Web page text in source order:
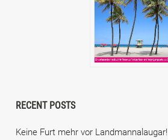
RECENT POSTS
Keine Furt mehr vor Landmannalaugar!